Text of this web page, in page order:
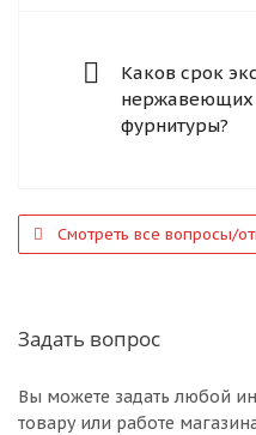
Каков срок
нержавеющих
фурнитуры?
Смотреть все вопросы/
Задать вопрос
Вы можете задать любой
товару или работе